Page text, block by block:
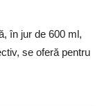
în jur de 600 ml,
se oferă pentru